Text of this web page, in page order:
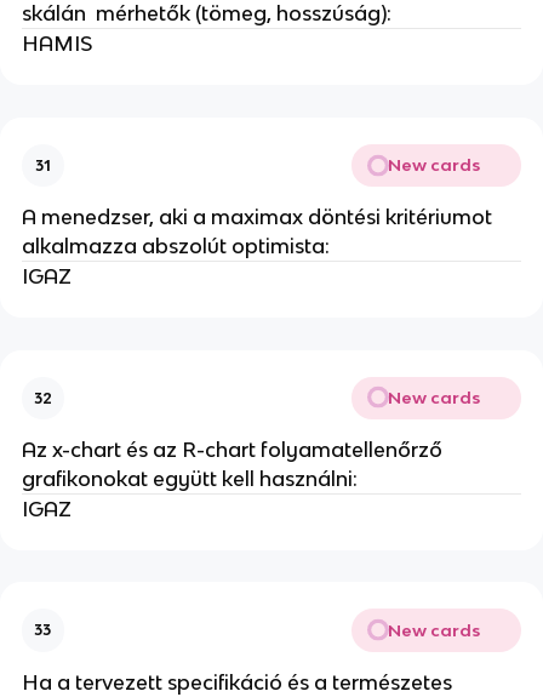
skálán mérhetők (tömeg, hosszúság):
HAMIS
31 New cards
A menedzser, aki a maximax döntési kritériumot
alkalmazza abszolút optimista:
IGAZ
32 New cards
Az x-chart és az R-chart folyamatellenőrző
grafikonokat együtt kell használni:
IGAZ
33 New cards
Ha a tervezett specifikáció és a természetes